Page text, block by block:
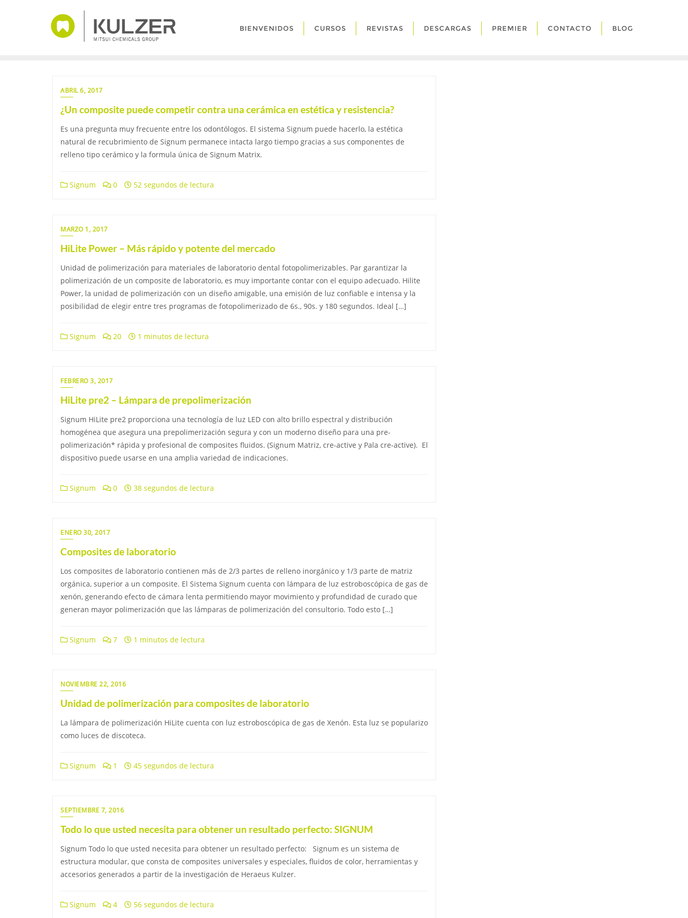
BIENVENIDOS CURSOS REVISTAS DESCARGAS PREMIER CONTACTO BLOG
ABRIL 6, 2017
¿Un composite puede competir contra una cerámica en estética y resistencia?
Es una pregunta muy frecuente entre los odontólogos. El sistema Signum puede hacerlo, la estética
natural de recubrimiento de Signum permanece intacta largo tiempo gracias a sus componentes de
relleno tipo cerámico y la formula única de Signum Matrix.
Signum 0 52 segundos de lectura
MARZO 1, 2017
HiLite Power – Más rápido y potente del mercado
Unidad de polimerización para materiales de laboratorio dental fotopolimerizables. Par garantizar la
polimerización de un composite de laboratorio, es muy importante contar con el equipo adecuado. Hilite
Power, la unidad de polimerización con un diseño amigable, una emisión de luz confiable e intensa y la
posibilidad de elegir entre tres programas de fotopolimerizado de 6s., 90s. y 180 segundos. Ideal […]
Signum 20 1 minutos de lectura
FEBRERO 3, 2017
HiLite pre2 – Lámpara de prepolimerización
Signum HiLite pre2 proporciona una tecnología de luz LED con alto brillo espectral y distribución
homogénea que asegura una prepolimerización segura y con un moderno diseño para una pre-
polimerización* rápida y profesional de composites ﬂuidos. (Signum Matriz, cre-active y Pala cre-active). El
dispositivo puede usarse en una amplia variedad de indicaciones.
Signum 0 38 segundos de lectura
ENERO 30, 2017
Composites de laboratorio
Los composites de laboratorio contienen más de 2/3 partes de relleno inorgánico y 1/3 parte de matriz
orgánica, superior a un composite. El Sistema Signum cuenta con lámpara de luz estroboscópica de gas de
xenón, generando efecto de cámara lenta permitiendo mayor movimiento y profundidad de curado que
generan mayor polimerización que las lámparas de polimerización del consultorio. Todo esto […]
Signum 7 1 minutos de lectura
NOVIEMBRE 22, 2016
Unidad de polimerización para composites de laboratorio
La lámpara de polimerización HiLite cuenta con luz estroboscópica de gas de Xenón. Esta luz se popularizo
como luces de discoteca.
Signum 1 45 segundos de lectura
SEPTIEMBRE 7, 2016
Todo lo que usted necesita para obtener un resultado perfecto: SIGNUM
Signum Todo lo que usted necesita para obtener un resultado perfecto: Signum es un sistema de
estructura modular, que consta de composites universales y especiales, fluidos de color, herramientas y
accesorios generados a partir de la investigación de Heraeus Kulzer.
Signum 4 56 segundos de lectura